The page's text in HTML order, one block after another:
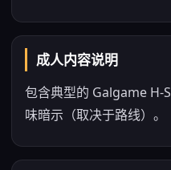
成人内容说明
包含典型的 Galgame H-
味暗示（取决于路线）。